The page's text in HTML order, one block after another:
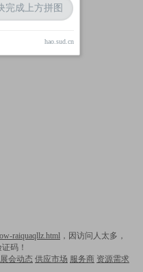
raiquaqllz.html ，因访问人太多，
码！
展会动态 供应市场 服务商 资源需求
完成上方拼图
hao.sud.cn